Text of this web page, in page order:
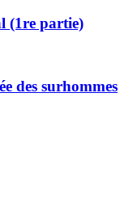
(1re partie)
des surhommes